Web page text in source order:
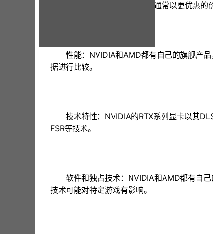
价格与性价比：AMD显卡通常以更优惠
性能：NVIDIA和AMD都有自己的旗舰产
据进行比较。
技术特性：NVIDIA的RTX系列显卡以其
FSR等技术。
软件和独占技术：NVIDIA和AMD都有自
技术可能对特定游戏有影响。